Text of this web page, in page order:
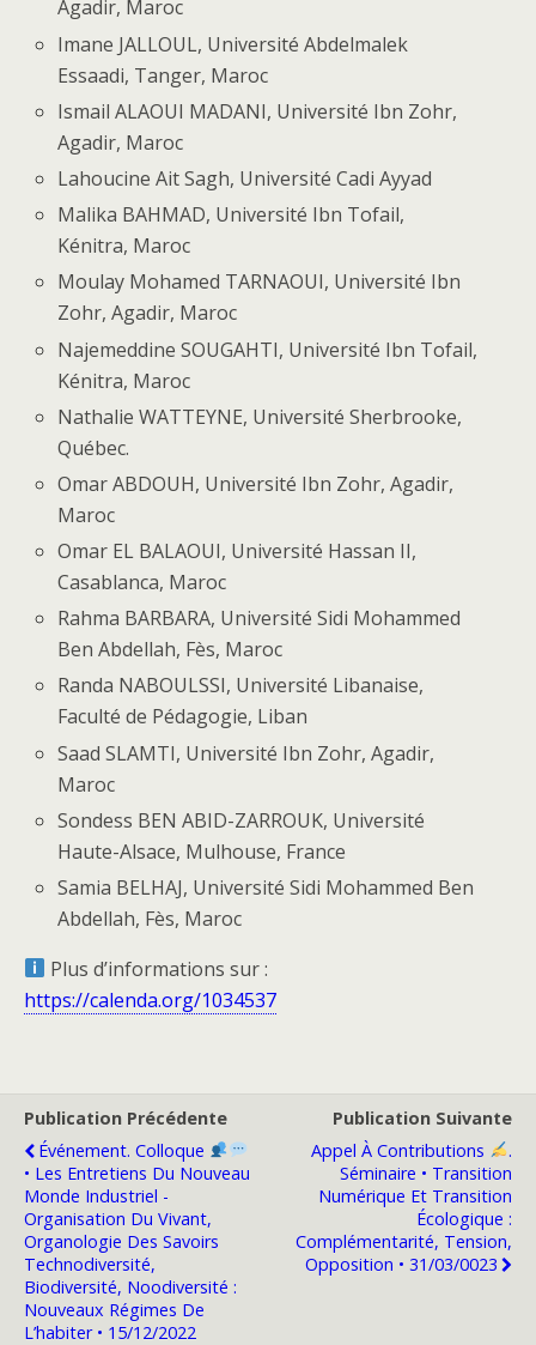
Agadir, Maroc
Imane JALLOUL, Université Abdelmalek
Essaadi, Tanger, Maroc
Ismail ALAOUI MADANI, Université Ibn Zohr,
Agadir, Maroc
Lahoucine Ait Sagh, Université Cadi Ayyad
Malika BAHMAD, Université Ibn Tofail,
Kénitra, Maroc
Moulay Mohamed TARNAOUI, Université Ibn
Zohr, Agadir, Maroc
Najemeddine SOUGAHTI, Université Ibn Tofail,
Kénitra, Maroc
Nathalie WATTEYNE, Université Sherbrooke,
Québec.
Omar ABDOUH, Université Ibn Zohr, Agadir,
Maroc
Omar EL BALAOUI, Université Hassan II,
Casablanca, Maroc
Rahma BARBARA, Université Sidi Mohammed
Ben Abdellah, Fès, Maroc
Randa NABOULSSI, Université Libanaise,
Faculté de Pédagogie, Liban
Saad SLAMTI, Université Ibn Zohr, Agadir,
Maroc
Sondess BEN ABID-ZARROUK, Université
Haute-Alsace, Mulhouse, France
Samia BELHAJ, Université Sidi Mohammed Ben
Abdellah, Fès, Maroc
Plus d’informations sur :
https://calenda.org/1034537
Publication Précédente
Événement. Colloque ​
• Les Entretiens Du Nouveau
Monde Industriel -
Organisation Du Vivant,
Organologie Des Savoirs
Technodiversité,
Biodiversité, Noodiversité :
Nouveaux Régimes De
L’habiter • 15/12/2022
Publication Suivante
Appel À Contributions ​​
​.
Séminaire • Transition
Numérique Et Transition
Écologique :
Complémentarité, Tension,
Opposition • 31/03/0023